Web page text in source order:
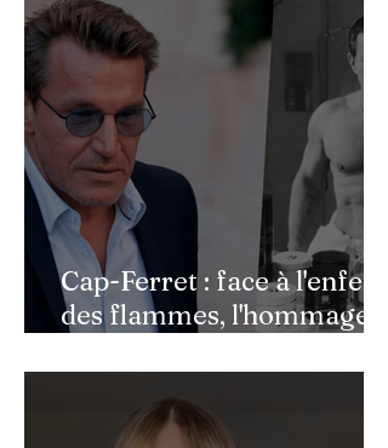
Cap-Ferret : face à l'enfer
des flammes, l'hommage
héros de l'ombre